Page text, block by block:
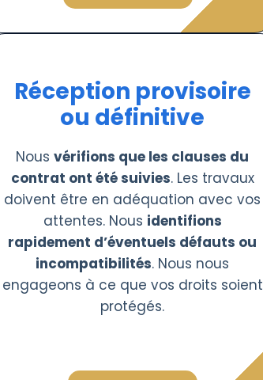
Réception provisoire
ou définitive
Nousvérifions que les clauses du
contrat ont été suivies. Les travaux
doivent être en adéquation avec vos
attentes. Nous identifions
rapidement d’éventuels défauts ou
incompatibilités. Nous nous
engageons à ce que vos droits soient
protégés.